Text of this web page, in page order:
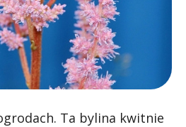
Ta bylina kwitnie